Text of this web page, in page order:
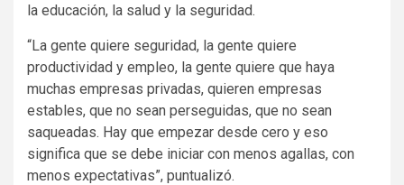
la educación, la salud y la seguridad.
“La gente quiere seguridad, la gente quiere
productividad y empleo, la gente quiere que haya
muchas empresas privadas, quieren empresas
estables, que no sean perseguidas, que no sean
saqueadas. Hay que empezar desde cero y eso
significa que se debe iniciar con menos agallas, con
menos expectativas”, puntualizó.